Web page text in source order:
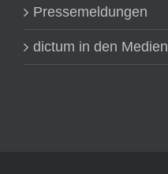
Pressemeldungen
dictum in den Medien